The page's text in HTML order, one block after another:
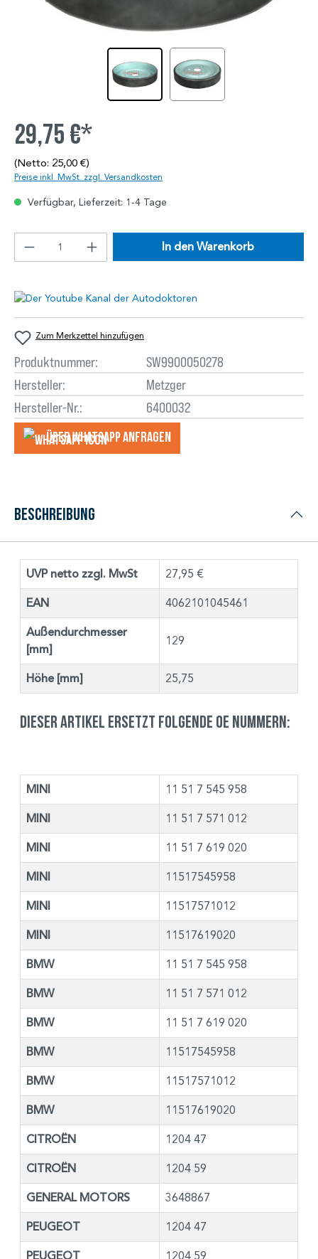
29,75 €*
(Netto: 25,00 €)
Preise inkl. MwSt. zzgl. Versandkosten
Verfügbar, Lieferzeit: 1-4 Tage
In den Warenkorb
Zum Merkzettel hinzufügen
Produktnummer:
SW9900050278
Hersteller:
Metzger
Hersteller-Nr.:
6400032
Über WhatsApp anfragеn
Beschreibung
UVP netto zzgl. MwSt 27,95 €
EAN 4062101045461
Außendurchmesser
[mm]
129
Höhe [mm] 25,75
Dieser Artikel ersetzt folgende OE Nummern:
MINI 11 51 7 545 958
MINI 11 51 7 571 012
MINI 11 51 7 619 020
MINI 11517545958
MINI 11517571012
MINI 11517619020
BMW 11 51 7 545 958
BMW 11 51 7 571 012
BMW 11 51 7 619 020
BMW 11517545958
BMW 11517571012
BMW 11517619020
CITROËN 1204 47
CITROËN 1204 59
GENERAL MOTORS 3648867
PEUGEOT 1204 47
PEUGEOT 1204 59